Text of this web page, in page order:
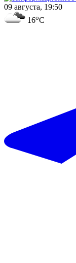
09 августа, 19:50
16oC